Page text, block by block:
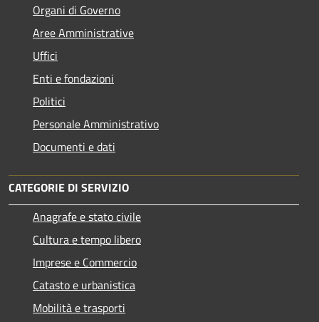
Organi di Governo
Aree Amministrative
Uffici
Enti e fondazioni
Politici
Personale Amministrativo
Documenti e dati
CATEGORIE DI SERVIZIO
Anagrafe e stato civile
Cultura e tempo libero
Imprese e Commercio
Catasto e urbanistica
Mobilità e trasporti